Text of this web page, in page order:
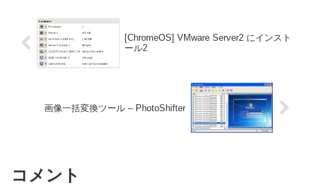
[ChromeOS] VMware Server2 にインスト
ール2
画像一括変換ツール – PhotoShifter
コメント